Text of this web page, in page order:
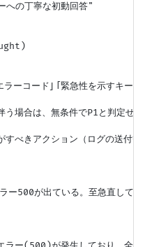
の丁寧な初動回答"
ーコード」「緊急性を示すキー
場合は、無条件でP1と判定せ
べきアクション（ログの送付等
500が出ている。至急直して